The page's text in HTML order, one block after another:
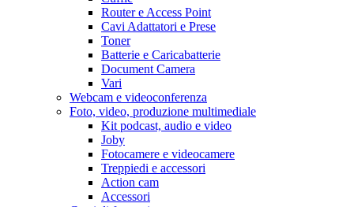
Router e Access Point
Cavi Adattatori e Prese
Toner
Batterie e Caricabatterie
Document Camera
Vari
Webcam e videoconferenza
Foto, video, produzione multimediale
Kit podcast, audio e video
Joby
Fotocamere e videocamere
Treppiedi e accessori
Action cam
Accessori